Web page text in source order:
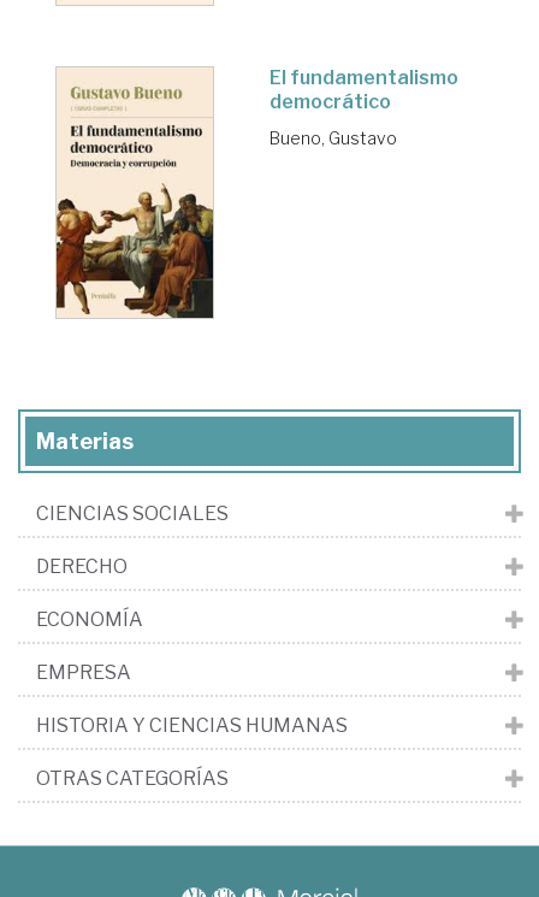
El fundamentalismo
democrático
Bueno, Gustavo
Materias
CIENCIAS SOCIALES
DERECHO
ECONOMÍA
EMPRESA
HISTORIA Y CIENCIAS HUMANAS
OTRAS CATEGORÍAS